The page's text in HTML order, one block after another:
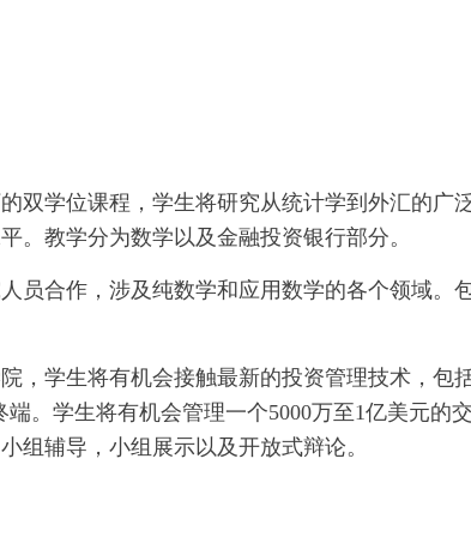
双学位课程，学生将研究从统计学到外汇的广
。教学分为数学以及金融投资银行部分。
员合作，涉及纯数学和应用数学的各个领域。
，学生将有机会接触最新的投资管理技术，包
。学生将有机会管理一个5000万至1亿美元的
组辅导，小组展示以及开放式辩论。